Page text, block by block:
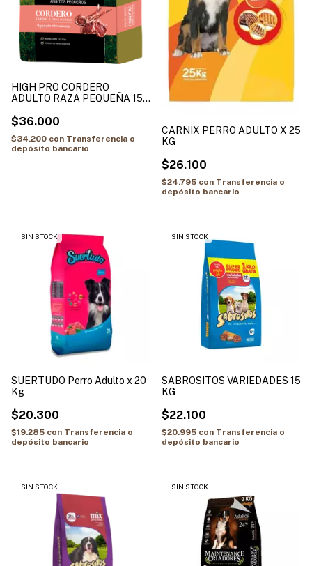
HIGH PRO CORDERO
ADULTO RAZA PEQUEÑA 15
$36.000
$34.200 con Transferencia o
depósito bancario
CARNIX PERRO ADULTO X 25
KG
$26.100
$24.795 con Transferencia o
depósito bancario
SIN STOCK
SUERTUDO Perro Adulto x 20
Kg
$20.300
$19.285 con Transferencia o
depósito bancario
SIN STOCK
SABROSITOS VARIEDADES 15
KG
$22.100
$20.995 con Transferencia o
depósito bancario
SIN STOCK SIN STOCK